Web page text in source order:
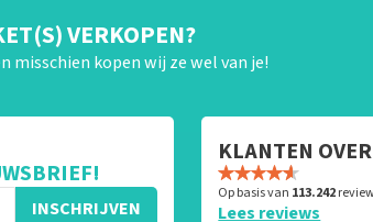
VERKOPEN?
misschien kopen wij ze wel van je!
INSCHRIJVEN
KLANTEN
Op basis van 113.242
Lees reviews